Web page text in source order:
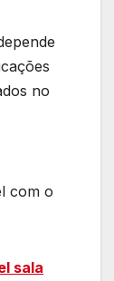
no
com o
sala